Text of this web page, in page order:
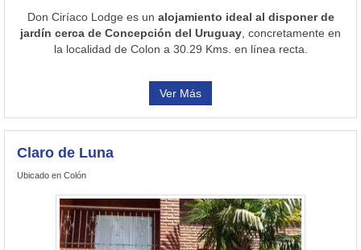
Don Ciríaco Lodge es un alojamiento ideal al disponer de
jardín cerca de Concepción del Uruguay , concretamente en
la localidad de Colon a 30.29 Kms. en línea recta.
Ver Más
Claro de Luna
Ubicado en Colón